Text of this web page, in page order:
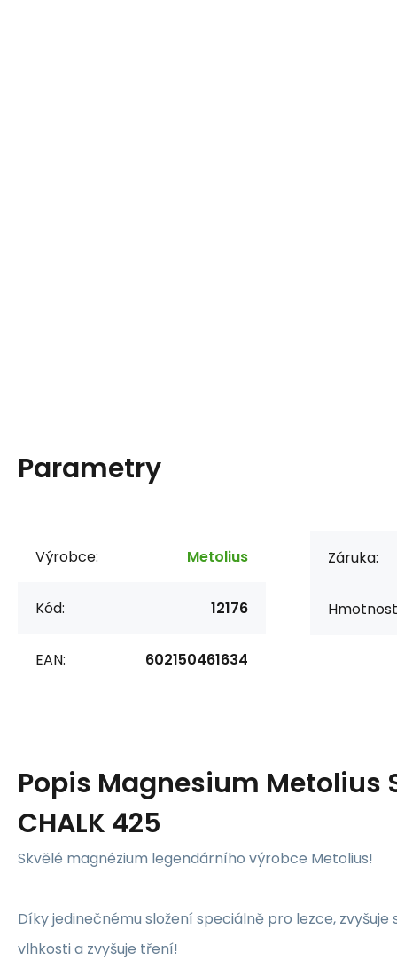
Parametry
Výrobce: Metolius
Kód: 12176
EAN: 602150461634
Záruka:
Popis Magnesium Metolius
CHALK 425
Skvělé magnézium legendárního výrobce Metolius!
Díky jedinečnému složení speciálně pro lezce,
vlhkosti a zvyšuje tření!